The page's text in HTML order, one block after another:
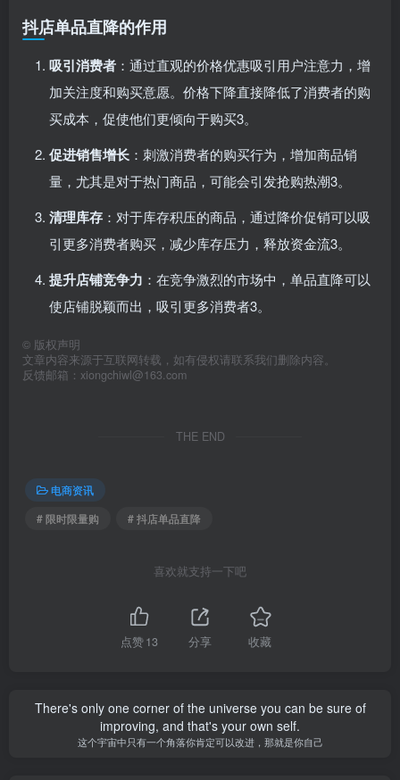
抖店单品直降的作用
吸引消费者 ‌：通过直观的价格优惠吸引用户注意力，增
加关注度和购买意愿。价格下降直接降低了消费者的购
买成本，促使他们更倾向于购买‌3。
促进销售增长 ‌：刺激消费者的购买行为，增加商品销
量，尤其是对于热门商品，可能会引发抢购热潮‌3。
清理库存 ‌：对于库存积压的商品，通过降价促销可以吸
引更多消费者购买，减少库存压力，释放资金流‌3。
提升店铺竞争力 ‌：在竞争激烈的市场中，单品直降可以
使店铺脱颖而出，吸引更多消费者‌3。
© 版权声明
文章内容来源于互联网转载，如有侵权请联系我们删除内容。
反馈邮箱：xiongchiwl@163.com
THE END
电商资讯
# 限时限量购
# 抖店单品直降
喜欢就支持一下吧
点赞13 分享 收藏
There's only one corner of the universe you can be sure of
improving, and that's your own self.
这个宇宙中只有一个角落你肯定可以改进，那就是你自己